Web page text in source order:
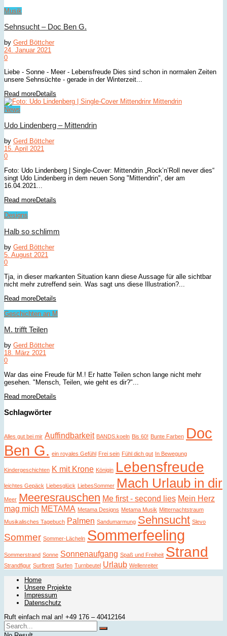
Musik
Sehnsucht – Doc Ben G.
by Gerd Böttcher
24. Januar 2021
0
Liebe - Sonne - Meer - Lebensfreude Dies sind schon in normalen Zeiten
unsere Sehnsüchte - gerade in der Winterzeit...
Read moreDetails
News
Udo Lindenberg – Mittendrin
by Gerd Böttcher
15. April 2021
0
Foto: Udo Lindenberg | Single-Cover: Mittendrin „Rock’n’Roll never dies“
singt Udo Lindenberg in dem neuen Song "Mittendrin", der am
16.04.2021...
Read moreDetails
Designs
Halb so schlimm
by Gerd Böttcher
5. August 2021
0
Tja, in dieser markanten Situation kann diese Aussage für alle sichtbar
nicht mehr zutreffend sein. Was sagt uns diese Illustration?...
Read moreDetails
Geschichten an M
M. trifft Teilen
by Gerd Böttcher
18. März 2021
0
War das eine Freude für M.! Er hatte Teilen schon lange nicht mehr
gesehen. "Mensch, Teilen, wie geht es dir?"...
Read moreDetails
Schlagwörter
Alles gut bei mir Auffindbarkeit BANDS.koeln Bis 60! Bunte Farben Doc
Ben G. ein royales Gefühl Frei sein Fühl dich gut In Bewegung
Kindergeschichten K mit Krone Königin Lebensfreude
leichtes Gepäck Liebesglück LiebesSommer Mach Urlaub in dir
Meer Meeresrauschen Me first - second lies Mein Herz
mag mich METAMA Metama Designs Metama Musik Mitternachtstraum
Musikalisches Tagebuch Palmen Sandumarmung Sehnsucht Slevo
Sommer Sommer-Lächeln Sommerfeeling
Sommerstrand Sonne Sonnenaufgang Spaß und Freiheit Strand
Strandfigur Surfbrett Surfen Turnbeutel Urlaub Wellenreiter
Home
Unsere Projekte
Impressum
Datenschutz
Ruft einfach mal an! +49 176 – 40412164